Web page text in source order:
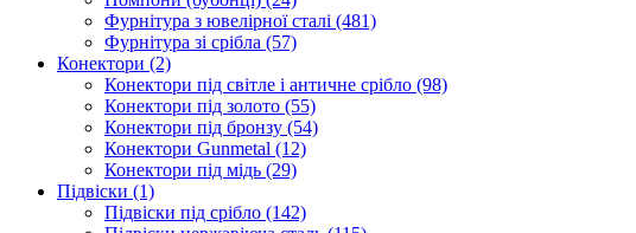
Фурнітура з ювелірної сталі (481)
Фурнітура зі срібла (57)
Конектори (2)
Конектори під світле і античне срібло (98)
Конектори під золото (55)
Конектори під бронзу (54)
Конектори Gunmetal (12)
Конектори під мідь (29)
Підвіски (1)
Підвіски під срібло (142)